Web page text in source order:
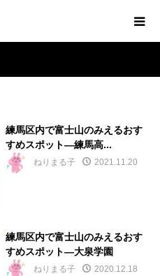
練馬区内で富士山のみえるおす
すめスポット―練馬高...
ねりまる子 2021.11.20
練馬区内で富士山のみえるおす
すめスポット―大泉学園
ねりまる子 2020.12.18